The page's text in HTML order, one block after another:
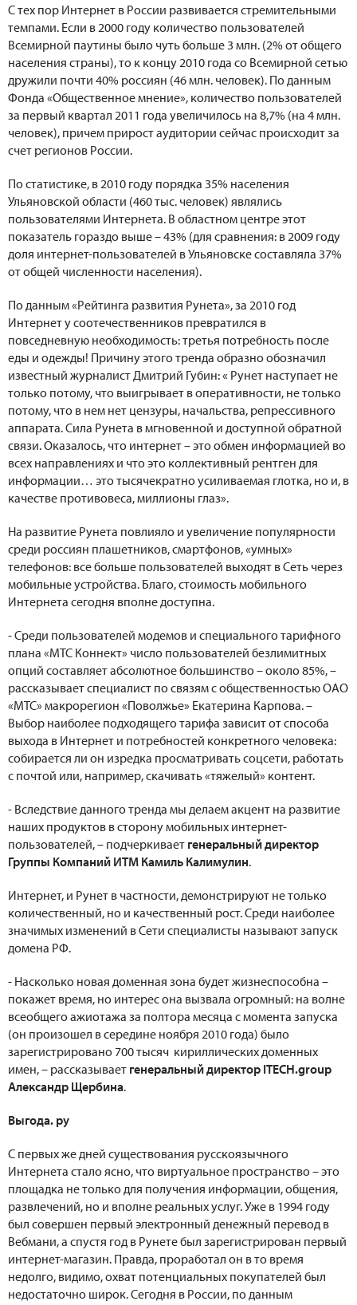
С тех пор Интернет в России развивается стремительными
темпами. Если в 2000 году количество пользователей
Всемирной паутины было чуть больше 3 млн. (2% от общего
населения страны), то к концу 2010 года со Всемирной сетью
дружили почти 40% россиян (46 млн. человек). По данным
Фонда «Общественное мнение», количество пользователей
за первый квартал 2011 года увеличилось на 8,7% (на 4 млн.
человек), причем прирост аудитории сейчас происходит за
счет регионов России.
По статистике, в 2010 году порядка 35% населения
Ульяновской области (460 тыс. человек) являлись
пользователями Интернета. В областном центре этот
показатель гораздо выше – 43% (для сравнения: в 2009 году
доля интернет-пользователей в Ульяновске составляла 37%
от общей численности населения).
По данным «Рейтинга развития Рунета», за 2010 год
Интернет у соотечественников превратился в
повседневную необходимость: третья потребность после
еды и одежды! Причину этого тренда образно обозначил
известный журналист Дмитрий Губин: « Рунет наступает не
только потому, что выигрывает в оперативности, не только
потому, что в нем нет цензуры, начальства, репрессивного
аппарата. Сила Рунета в мгновенной и доступной обратной
связи. Оказалось, что интернет – это обмен информацией во
всех направлениях и что это коллективный рентген для
информации… это тысячекратно усиливаемая глотка, но и, в
качестве противовеса, миллионы глаз».
На развитие Рунета повлияло и увеличение популярности
среди россиян плашетников, смартфонов, «умных»
телефонов: все больше пользователей выходят в Сеть через
мобильные устройства. Благо, стоимость мобильного
Интернета сегодня вполне доступна.
- Среди пользователей модемов и специального тарифного
плана «МТС Коннект» число пользователей безлимитных
опций составляет абсолютное большинство – около 85%, –
рассказывает специалист по связям с общественностью ОАО
«МТС» макрорегион «Поволжье» Екатерина Карпова. –
Выбор наиболее подходящего тарифа зависит от способа
выхода в Интернет и потребностей конкретного человека:
собирается ли он изредка просматривать соцсети, работать
с почтой или, например, скачивать «тяжелый» контент.
- Вследствие данного тренда мы делаем акцент на развитие
наших продуктов в сторону мобильных интернет-
пользователей, – подчеркивает генеральный директор
Группы Компаний ИТМ Камиль Калимулин.
Интернет, и Рунет в частности, демонстрируют не только
количественный, но и качественный рост. Среди наиболее
значимых изменений в Сети специалисты называют запуск
домена РФ.
- Насколько новая доменная зона будет жизнеспособна –
покажет время, но интерес она вызвала огромный: на волне
всеобщего ажиотажа за полтора месяца с момента запуска
(он произошел в середине ноября 2010 года) было
зарегистрировано 700 тысяч кириллических доменных
имен, – рассказывает генеральный директор ITECH.group
Александр Щербина.
Выгода. ру
С первых же дней существования русскоязычного
Интернета стало ясно, что виртуальное пространство – это
площадка не только для получения информации, общения,
развлечений, но и вполне реальных услуг. Уже в 1994 году
был совершен первый электронный денежный перевод в
Вебмани, а спустя год в Рунете был зарегистрирован первый
интернет-магазин. Правда, проработал он в то время
недолго, видимо, охват потенциальных покупателей был
недостаточно широк. Сегодня в России, по данным